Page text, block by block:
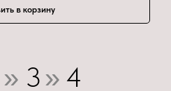
в корзину
» 3» 4